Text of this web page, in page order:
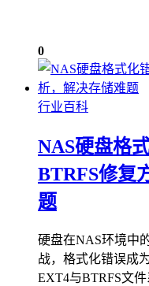
0
行业百科
NAS硬盘格
BTRFS修复
题
硬盘在NAS环境中
战，格式化错误成
EXT4与BTRFS文